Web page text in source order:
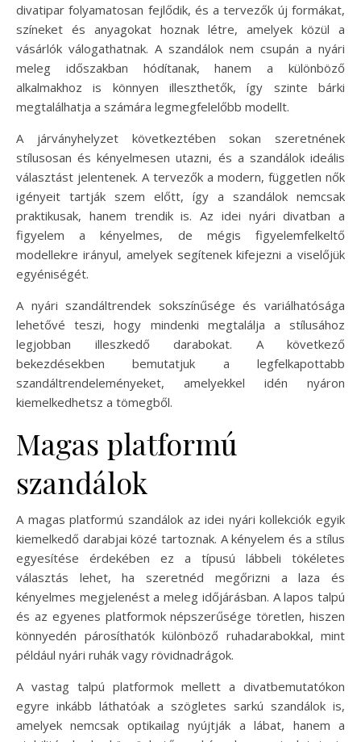
divatipar folyamatosan fejlődik, és a tervezők új formákat,
színeket és anyagokat hoznak létre, amelyek közül a
vásárlók válogathatnak. A szandálok nem csupán a nyári
meleg időszakban hódítanak, hanem a különböző
alkalmakhoz is könnyen illeszthetők, így szinte bárki
megtalálhatja a számára legmegfelelőbb modellt.
A járványhelyzet következtében sokan szeretnének
stílusosan és kényelmesen utazni, és a szandálok ideális
választást jelentenek. A tervezők a modern, független nők
igényeit tartják szem előtt, így a szandálok nemcsak
praktikusak, hanem trendik is. Az idei nyári divatban a
figyelem a kényelmes, de mégis figyelemfelkeltő
modellekre irányul, amelyek segítenek kifejezni a viselőjük
egyéniségét.
A nyári szandáltrendek sokszínűsége és variálhatósága
lehetővé teszi, hogy mindenki megtalálja a stílusához
legjobban illeszkedő darabokat. A következő
bekezdésekben bemutatjuk a legfelkapottabb
szandáltrendeleményeket, amelyekkel idén nyáron
kiemelkedhetsz a tömegből.
Magas platformú
szandálok
A magas platformú szandálok az idei nyári kollekciók egyik
kiemelkedő darabjai közé tartoznak. A kényelem és a stílus
egyesítése érdekében ez a típusú lábbeli tökéletes
választás lehet, ha szeretnéd megőrizni a laza és
kényelmes megjelenést a meleg időjárásban. A lapos talpú
és az egyenes platformok népszerűsége töretlen, hiszen
könnyedén párosíthatók különböző ruhadarabokkal, mint
például nyári ruhák vagy rövidnadrágok.
A vastag talpú platformok mellett a divatbemutatókon
egyre inkább láthatóak a szögletes sarkú szandálok is,
amelyek nemcsak optikailag nyújtják a lábat, hanem a